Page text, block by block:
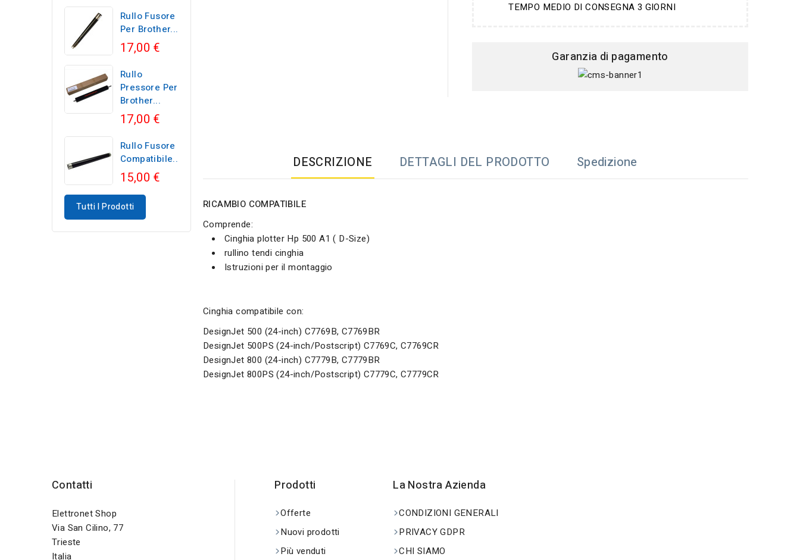
Rullo Fusore
Per Brother...
17,00 €
Rullo
Pressore Per
Brother...
17,00 €
Rullo Fusore
Compatibile...
15,00 €
Tutti I Prodotti
TEMPO MEDIO DI CONSEGNA 3 GIORNI
Garanzia di pagamento
DESCRIZIONE DETTAGLI DEL PRODOTTO Spedizione
RICAMBIO COMPATIBILE
Comprende:
Cinghia plotter Hp 500 A1 ( D-Size)
rullino tendi cinghia
Istruzioni per il montaggio
Cinghia compatibile con:
DesignJet 500 (24-inch) C7769B, C7769BR
DesignJet 500PS (24-inch/Postscript) C7769C, C7769CR
DesignJet 800 (24-inch) C7779B, C7779BR
DesignJet 800PS (24-inch/Postscript) C7779C, C7779CR
Contatti
Elettronet Shop
Via San Cilino, 77
Trieste
Italia
Prodotti
Offerte
Nuovi prodotti
Più venduti
La Nostra Azienda
CONDIZIONI GENERALI
PRIVACY GDPR
CHI SIAMO